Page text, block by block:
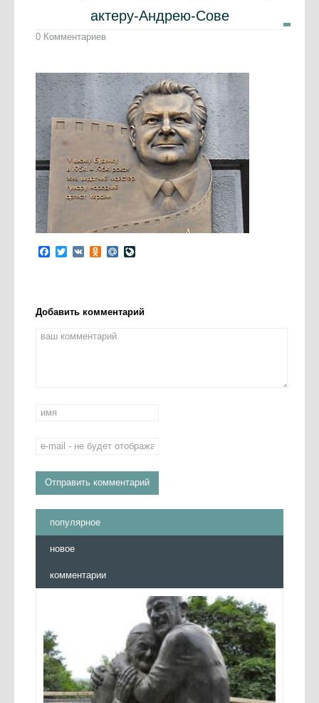
актеру-Андрею-Сове
0 Комментариев
Facebook
Twitter
VK Odnoklassniki
Mail.Ru
Добавить комментарий
популярное
новое
комментарии